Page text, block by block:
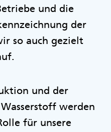
und die
der
so auch gezielt
und der
werden
für unsere